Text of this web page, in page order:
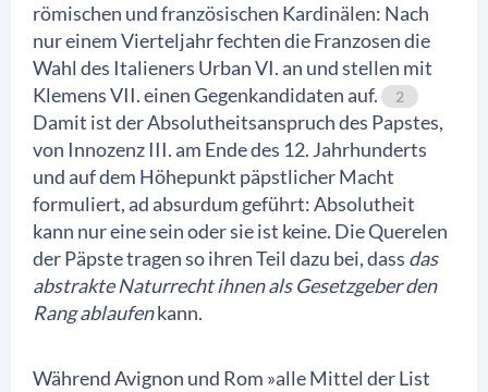
römischen und französischen Kardinälen: Nach
nur einem Vierteljahr fechten die Franzosen die
Wahl des Italieners Urban VI. an und stellen mit
Klemens VII. einen Gegenkandidaten auf.
2
Damit ist der Absolutheitsanspruch des Papstes,
von Innozenz III. am Ende des 12. Jahrhunderts
und auf dem Höhepunkt päpstlicher Macht
formuliert, ad absurdum geführt: Absolutheit
kann nur eine sein oder sie ist keine. Die Querelen
der Päpste tragen so ihren Teil dazu bei, dass das
abstrakte Naturrecht ihnen als Gesetzgeber den
Rang ablaufenkann.
Während Avignon und Rom »alle Mittel der List